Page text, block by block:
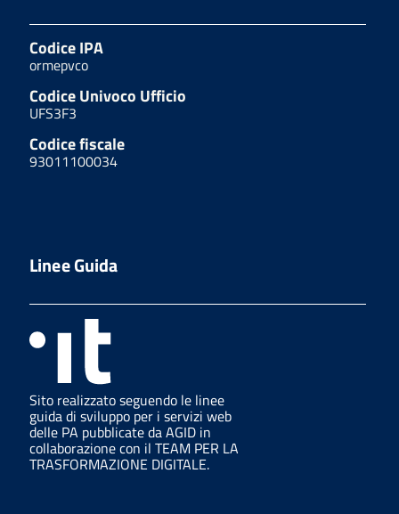
Codice IPA
ormepvco
Codice Univoco Ufficio
UFS3F3
Codice fiscale
93011100034
Linee Guida
Sito realizzato seguendo le linee
guida di sviluppo per i servizi web
delle PA pubblicate da AGID in
collaborazione con il TEAM PER LA
TRASFORMAZIONE DIGITALE.